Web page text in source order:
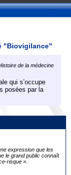
expression que les
le grand public connaît
risque ».
"Biovigilance"
de la médecine
qui s’occupe
posées par la